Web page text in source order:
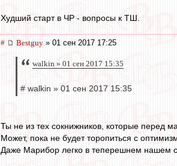
Худший старт в ЧР - вопросы к ТШ.
# Bestguy » 01 сен 2017 17:25
walkin » 01 сен 2017 15:35
# walkin » 01 сен 2017 15:35
Ты не из тех сокнижников, которые перед
Может, пока не будет торопиться с
Даже Марибор легко в теперешнем нашем